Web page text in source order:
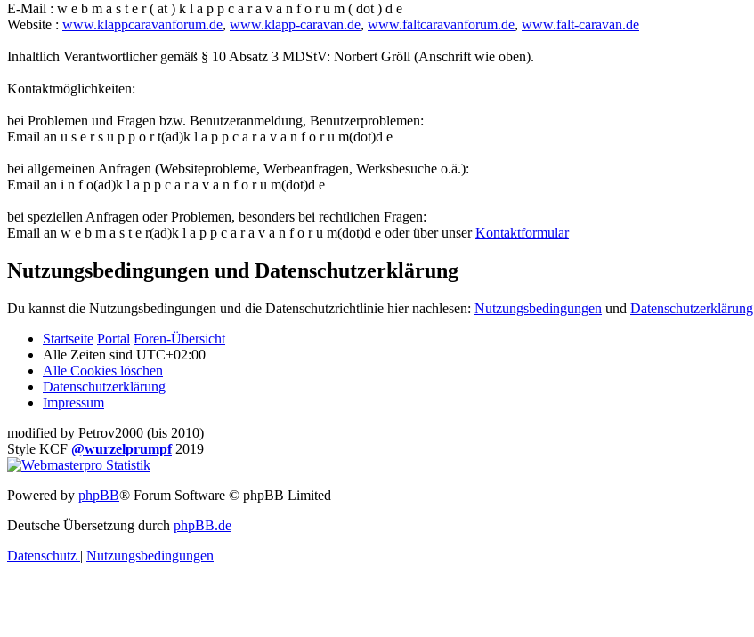
E-Mail : w e b m a s t e r ( at ) k l a p p c a r a v a n f o r u m ( dot ) d e
Website : www.klappcaravanforum.de, www.klapp-caravan.de, www.faltcaravanforum.de, www.falt-caravan.de
Inhaltlich Verantwortlicher gemäß § 10 Absatz 3 MDStV: Norbert Gröll (Anschrift wie oben).
Kontaktmöglichkeiten:
bei Problemen und Fragen bzw. Benutzeranmeldung, Benutzerproblemen:
Email an u s e r s u p p o r t(ad)k l a p p c a r a v a n f o r u m(dot)d e
bei allgemeinen Anfragen (Websiteprobleme, Werbeanfragen, Werksbesuche o.ä.):
Email an i n f o(ad)k l a p p c a r a v a n f o r u m(dot)d e
bei speziellen Anfragen oder Problemen, besonders bei rechtlichen Fragen:
Email an w e b m a s t e r(ad)k l a p p c a r a v a n f o r u m(dot)d e oder über unserKontaktformular
Nutzungsbedingungen und Datenschutzerklärung
Du kannst die Nutzungsbedingungen und die Datenschutzrichtlinie hier nachlesen: Nutzungsbedingungen und Datenschutzerklärung
Startseite Portal Foren-Übersicht
Alle Zeiten sind UTC+02:00
Alle Cookies löschen
Datenschutzerklärung
Impressum
modified by Petrov2000 (bis 2010)
Style KCF @wurzelprumpf2019
Powered by phpBB® Forum Software © phpBB Limited
Deutsche Übersetzung durch phpBB.de
Datenschutz | Nutzungsbedingungen